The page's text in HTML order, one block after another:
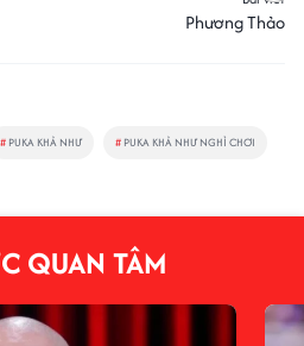
Phương Thảo
# PUKA KHẢ NHƯ # PUKA KHẢ NHƯ NGHỈ CHƠI
QUAN TÂM